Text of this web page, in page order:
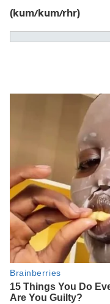
(kum/kum/rhr)